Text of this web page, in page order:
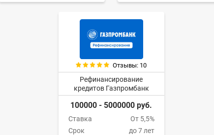
Отзывы: 10
Рефинансирование
кредитов Газпромбанк
100000 - 5000000 руб.
Ставка
От 5,5%
Срок
до 7 лет